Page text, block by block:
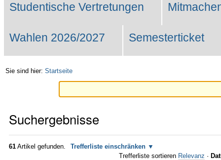
Studentische Vertretungen
Wahlen 2026/2027 Semesterticket
Sie sind hier: Startseite
Suchergebnisse
61 Artikel gefunden.
Trefferliste einschränken
Trefferliste sortieren Relevanz ·